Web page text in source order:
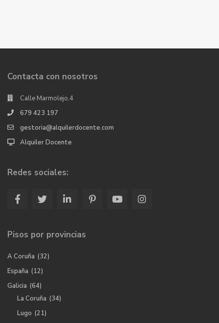
Contacta con nosotros
Calle Marmolejo,4
679 423 197
gestoria@alquilerdocente.com
Alquiler Docente
Redes sociales:
Pisos por provincias
A Coruña (32)
España (12)
Galicia (64)
La Coruña (34)
Lugo (21)